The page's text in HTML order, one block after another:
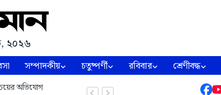
২০২৬
সম্পাদকীয় চতুষ্পর্ণী রবিবার শ্রেণীবদ্ধ
অভিযোগ